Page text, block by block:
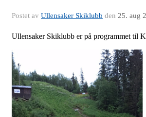
Postet av Ullensaker Skiklubb den 25. aug
Ullensaker Skiklubb er på programmet til